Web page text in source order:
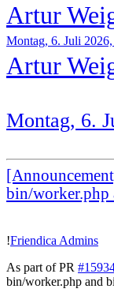
Artur
Montag, 6. Juli
Artur
Montag, 6.
bin/worker.php
!Friendica Admins
As part of PR
bin/worker.php and